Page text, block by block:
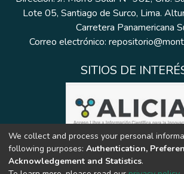
Lote 05, Santiago de Surco, Lima.
Carretera Panamericana
Correo electrónico:
SITIOS DE
We collect and process your personal
following purposes: Authentication,
Acknowledgement and Statistics.